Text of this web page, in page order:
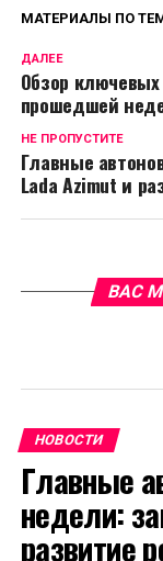
МАТЕРИАЛЫ ПО
ДАЛЕЕ
Обзор
прошедшей
НЕ ПРОПУСТИТЕ
Главные
Lada Azimut и
ВАС
НОВОСТИ
Главные
недели:
развитие